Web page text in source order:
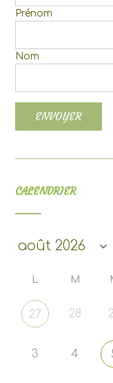
Prénom
Nom
CALENDRIER
L M
27 28
3 4